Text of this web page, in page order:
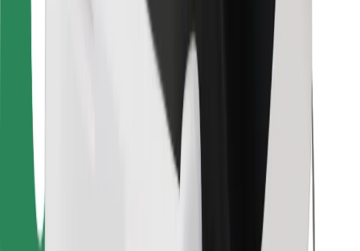
Podmienky používania
Získajte odvoz do pár minút!